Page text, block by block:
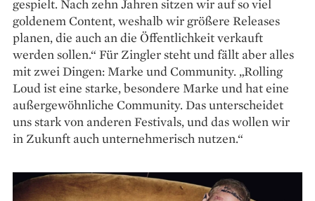
gespielt. Nach zehn Jahren sitzen wir auf so viel
goldenem Content, weshalb wir größere Releases
planen, die auch an die Öffentlichkeit verkauft
werden sollen.“ Für Zingler steht und fällt aber alles
mit zwei Dingen: Marke und Community. „Rolling
Loud ist eine starke, besondere Marke und hat eine
außergewöhnliche Community. Das unterscheidet
uns stark von anderen Festivals, und das wollen wir
in Zukunft auch unternehmerisch nutzen.“